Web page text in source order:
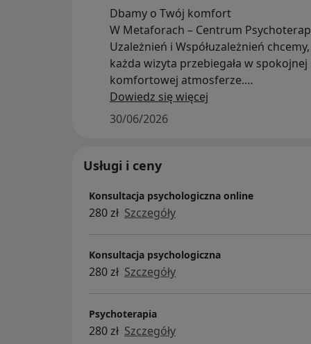
Dbamy o Twój komfort
W Metaforach – Centrum
Uzależnień i Współuzależnień
każda wizyta przebiegała w spokojnej
komfortowej atmosferze.
Dlatego na miejscu zapewniamy:
- bezpłatną wodę dla Pacjentów,
osób z niepełnosprawnościami,
przestrzeń sprzyjającą poczuciu
bezpieczeństwa.
]739 008 108
Dowiedz się więcej
30/06/2026
Usługi i ceny
Konsultacja psychologiczna online
280 zł Szczegóły
Konsultacja psychologiczna
280 zł Szczegóły
Psychoterapia
280 zł Szczegóły